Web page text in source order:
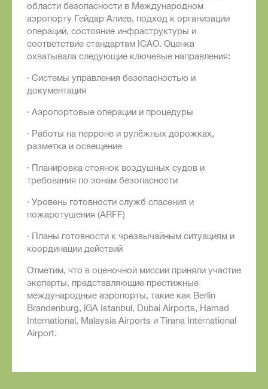
области безопасности в Международном
аэропорту Гейдар Алиев, подход к организации
операций, состояние инфраструктуры и
соответствие стандартам ICAO. Оценка
охватывала следующие ключевые направления:
· Системы управления безопасностью и
документация
· Аэропортовые операции и процедуры
· Работы на перроне и рулёжных дорожках,
разметка и освещение
· Планировка стоянок воздушных судов и
требования по зонам безопасности
· Уровень готовности служб спасения и
пожаротушения (ARFF)
· Планы готовности к чрезвычайным ситуациям и
координации действий
Отметим, что в оценочной миссии приняли участие
эксперты, представляющие престижные
международные аэропорты, такие как Berlin
Brandenburg, iGA Istanbul, Dubai Airports, Hamad
International, Malaysia Airports и Tirana International
Airport.